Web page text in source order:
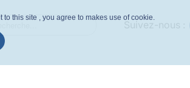
this site , you agree to makes use of cookie.